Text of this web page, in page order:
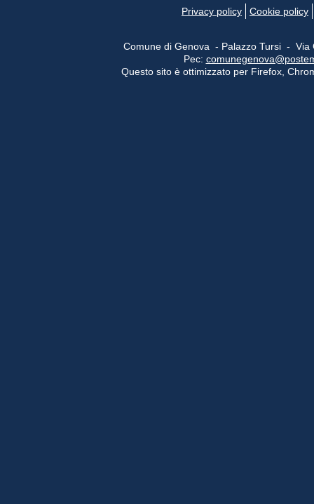
Privacy policy Cookie policy
Comune di Genova - Palazzo Tursi -
Pec:
Questo sito è ottimizzato per Firefox,